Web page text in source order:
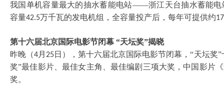
我国单机容量最大的抽水蓄能电站——浙江天台抽水蓄能电
容量42.5万千瓦的发电机组，全容量投产后，每年可提供约17
第十六届北京国际电影节闭幕 “天坛奖”揭晓
昨晚（4月 25日），第十六届北京国际电影节闭幕，“天坛奖
奖”最佳影片、最佳女主角、最佳编剧三项大奖，中国影片
奖。